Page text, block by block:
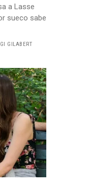
a Lasse
sueco sabe
GILABERT